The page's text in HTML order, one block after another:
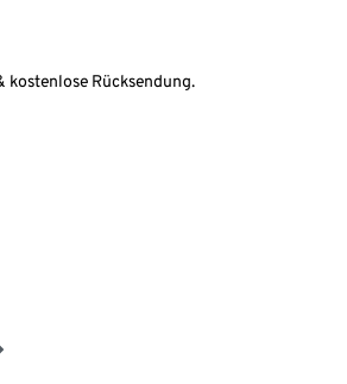
kostenlose Rücksendung.